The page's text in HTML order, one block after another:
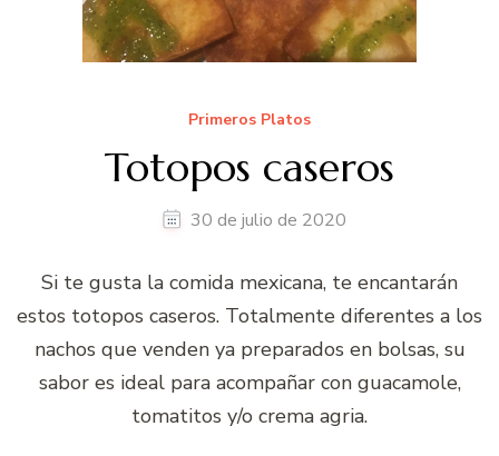
Primeros Platos
Totopos caseros
30 de julio de 2020
Si te gusta la comida mexicana, te encantarán
estos totopos caseros. Totalmente diferentes a los
nachos que venden ya preparados en bolsas, su
sabor es ideal para acompañar con guacamole,
tomatitos y/o crema agria.